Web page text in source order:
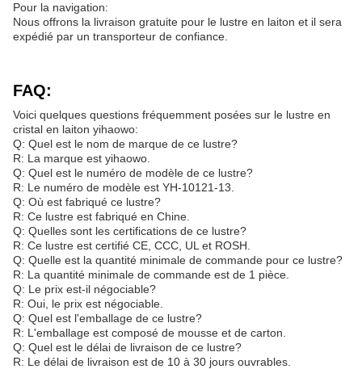
Pour la navigation:
Nous offrons la livraison gratuite pour le lustre en laiton et il sera
expédié par un transporteur de confiance.
FAQ:
Voici quelques questions fréquemment posées sur le lustre en
cristal en laiton yihaowo:
Q: Quel est le nom de marque de ce lustre?
R: La marque est yihaowo.
Q: Quel est le numéro de modèle de ce lustre?
R: Le numéro de modèle est YH-10121-13.
Q: Où est fabriqué ce lustre?
R: Ce lustre est fabriqué en Chine.
Q: Quelles sont les certifications de ce lustre?
R: Ce lustre est certifié CE, CCC, UL et ROSH.
Q: Quelle est la quantité minimale de commande pour ce lustre?
R: La quantité minimale de commande est de 1 pièce.
Q: Le prix est-il négociable?
R: Oui, le prix est négociable.
Q: Quel est l'emballage de ce lustre?
R: L'emballage est composé de mousse et de carton.
Q: Quel est le délai de livraison de ce lustre?
R: Le délai de livraison est de 10 à 30 jours ouvrables.